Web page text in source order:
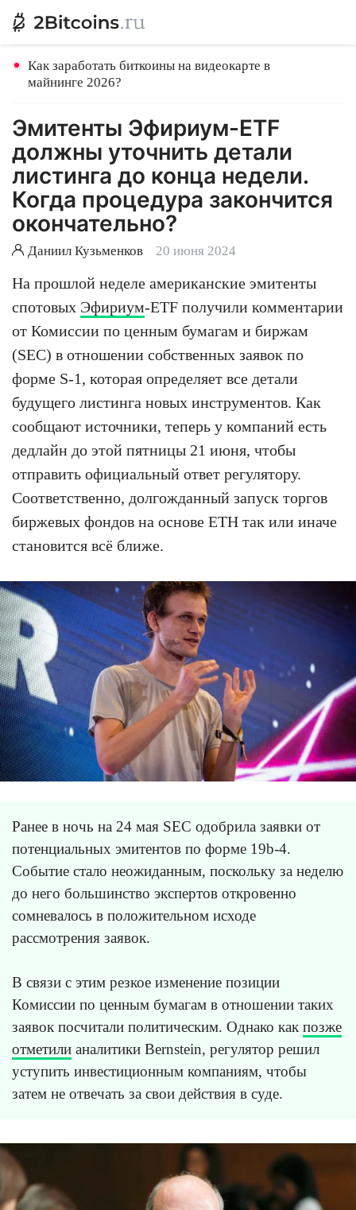
Как заработать биткоины на видеокарте в
майнинге 2026?
Эмитенты Эфириум-ETF
должны уточнить детали
листинга до конца недели.
Когда процедура закончится
окончательно?
Даниил Кузьменков 20 июня 2024
На прошлой неделе американские эмитенты
спотовых Эфириум-ETF получили комментарии
от Комиссии по ценным бумагам и биржам
(SEC) в отношении собственных заявок по
форме S-1, которая определяет все детали
будущего листинга новых инструментов. Как
сообщают источники, теперь у компаний есть
дедлайн до этой пятницы 21 июня, чтобы
отправить официальный ответ регулятору.
Соответственно, долгожданный запуск торгов
биржевых фондов на основе ETH так или иначе
становится всё ближе.
Ранее в ночь на 24 мая SEC одобрила заявки от
потенциальных эмитентов по форме 19b-4.
Событие стало неожиданным, поскольку за неделю
до него большинство экспертов откровенно
сомневалось в положительном исходе
рассмотрения заявок.
В связи с этим резкое изменение позиции
Комиссии по ценным бумагам в отношении таких
заявок посчитали политическим. Однако как позже
отметили аналитики Bernstein, регулятор решил
уступить инвестиционным компаниям, чтобы
затем не отвечать за свои действия в суде.